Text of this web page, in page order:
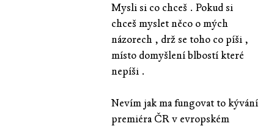
Mysli si co chceš . Pokud si
chceš myslet něco o mých
názorech , drž se toho co píši ,
místo domyšlení blbostí které
nepíši .
Nevím jak ma fungovat to kývání
premiéra ČR v evropském